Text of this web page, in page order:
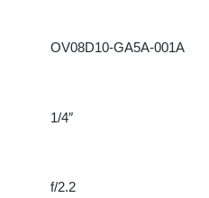
OV08D10-GA5A-001A
1/4″
f/2.2